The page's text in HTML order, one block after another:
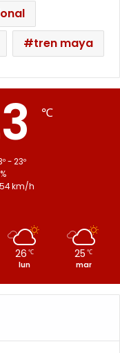
tren maya
℃
- 23º
km/h
26 ℃
lun
25 ℃
mar